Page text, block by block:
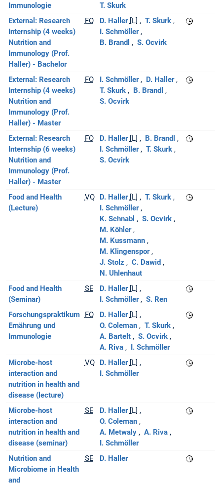
Immunologie
T. Skurk
External: Research
Internship (4 weeks)
Nutrition and
Immunology (Prof.
Haller) - Bachelor
FO D. Haller [L]
T. Skurk
I. Schmöller
B. Brandl
S. Ocvirk
External: Research
Internship (4 weeks)
Nutrition and
Immunology (Prof.
Haller) - Master
FO I. Schmöller
D. Haller
T. Skurk
B. Brandl
S. Ocvirk
External: Research
Internship (6 weeks)
Nutrition and
Immunology (Prof.
Haller) - Master
FO D. Haller [L]
B. Brandl
I. Schmöller
T. Skurk
S. Ocvirk
Food and Health
(Lecture)
VO D. Haller [L]
T. Skurk
I. Schmöller
K. Schnabl
S. Ocvirk
M. Köhler
M. Kussmann
M. Klingenspor
J. Stolz
C. Dawid
N. Uhlenhaut
Food and Health
(Seminar)
SE D. Haller [L]
I. Schmöller
S. Ren
Forschungspraktikum
Ernährung und
Immunologie
FO D. Haller [L]
O. Coleman
T. Skurk
A. Bartelt
S. Ocvirk
A. Riva
I. Schmöller
Microbe-host
interaction and
nutrition in health and
disease (lecture)
VO D. Haller [L]
I. Schmöller
Microbe-host
interaction and
nutrition in health and
disease (seminar)
SE D. Haller [L]
O. Coleman
A. Metwaly
A. Riva
I. Schmöller
Nutrition and
Microbiome in Health
and
SE D. Haller